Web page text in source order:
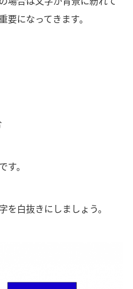
要になってきます。
です。
を白抜きにしましょう。